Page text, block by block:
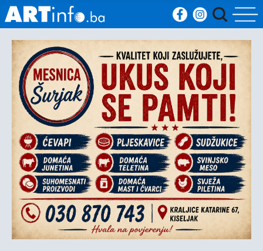
Početna
Vijesti
Sport
Kultura
Crna
kronika
Politika